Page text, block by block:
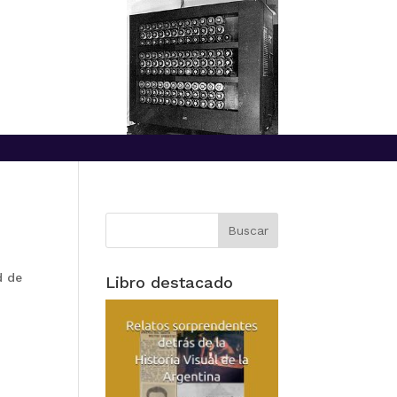
de Libro destacado